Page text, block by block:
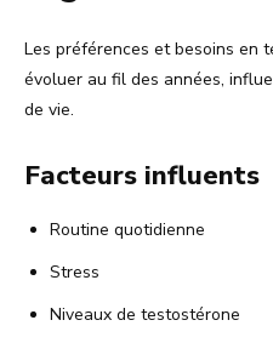
Les préférences et besoins en
évoluer au fil des années,
de vie.
Facteurs influents
Routine quotidienne
Stress
Niveaux de testostérone